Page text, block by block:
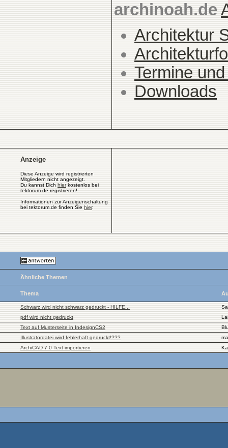
archinoah.de
Architektur
Termine
Downloads
Anzeige
Diese Anzeige wird registrierten
Mitgliedern nicht angezeigt.
Du kannst Dich hierkostenlos bei
tektorum.de registrieren!
Informationen zur Anzeigenschaltung
bei tektorum.de finden Sie hier.
Ähnliche Themen
Thema
Schwarz wird nicht schwarz gedruckt - HILFE...
pdf wird nicht gedruckt
Text auf Musterseite in IndesignCS2
Illustratordatei wird fehlerhaft gedruckt!???
ArchiCAD 7.0 Text importieren